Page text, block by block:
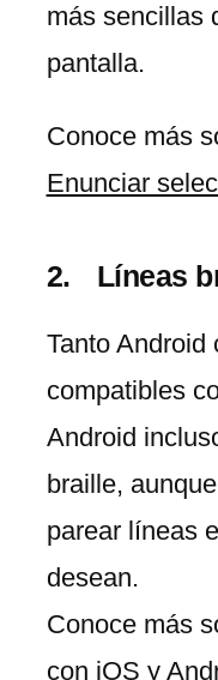
más sencillas
pantalla.
Conoce más
Enunciar
Líneas
Tanto Android
compatibles
Android
braille,
parear líneas
desean.
Conoce más
con iOS y